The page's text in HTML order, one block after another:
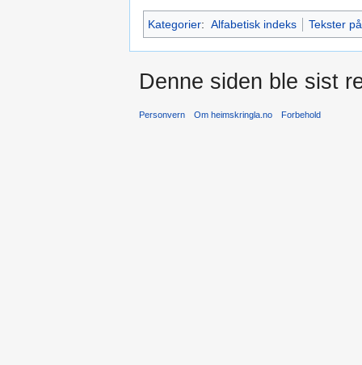
Kategorier: Alfabetisk indeks Tekster
Denne siden ble sist
Personvern Om heimskringla.no Forbehold